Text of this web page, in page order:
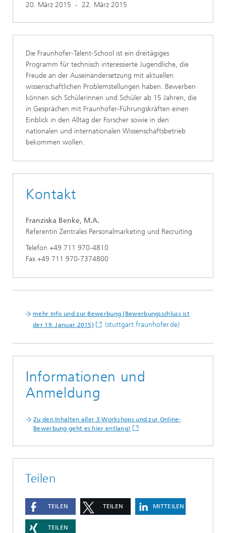
20. März 2015 - 22. März 2015
Die Fraunhofer-Talent-School ist ein dreitägiges
Programm für technisch interessierte Jugendliche, die
Freude an der Auseinandersetzung mit aktuellen
wissenschaftlichen Problemstellungen haben. Bewerben
können sich Schülerinnen und Schüler ab 15 Jahren, die
in Gesprächen mit Fraunhofer-Führungskräften einen
Einblick in den Alltag der Forscher sowie in den
nationalen und internationalen Wissenschaftsbetrieb
bekommen wollen.
Kontakt
Franziska Benke, M.A.
Referentin Zentrales Personalmarketing und Recruiting
Telefon +49 711 970-4810
Fax +49 711 970-7374800
mehr Info und zur Bewerbung (Bewerbungsschluss ist
der 19. Januar 2015)
(stuttgart.fraunhofer.de)
Informationen und
Anmeldung
Zu den Inhalten aller 3 Workshops und zur Online-
Bewerbung geht es hier entlang!
Teilen
TEILEN TEILEN MITTEILEN
TEILEN